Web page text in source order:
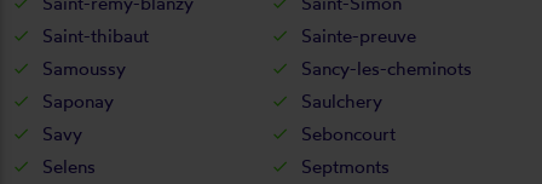
Saint-thibaut
Sainte-preuve
Samoussy
Sancy-les-cheminots
Saponay
Saulchery
Savy
Seboncourt
Selens
Septmonts